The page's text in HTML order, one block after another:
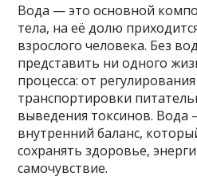
Вода — это основной
тела, на её долю
взрослого человека. Без
представить ни одного
процесса: от
транспортировки
выведения токсинов. Вода
внутренний баланс,
сохранять здоровье,
самочувствие.